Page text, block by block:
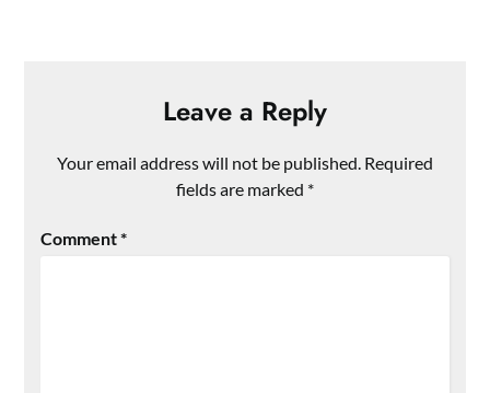
Leave a Reply
Your email address will not be published. Required
fields are marked *
Comment*